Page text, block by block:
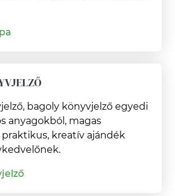
bagoly könyvjelző egyedi
anyagokból, magas
kreatív ajándék